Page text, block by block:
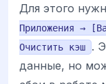
Для этого
Приложения →
Очистить кэш
.
данные, но